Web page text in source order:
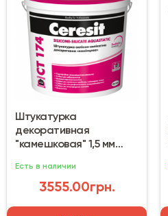
Штукатурка
декоративная
"камешковая" 1,5 мм
Есть в наличии
3555.00грн.